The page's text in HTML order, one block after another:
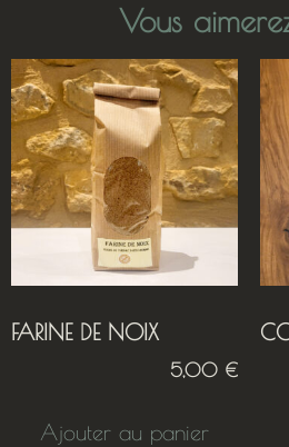
Vous
FARINE DE NOIX
5,00 €
Ajouter au panier